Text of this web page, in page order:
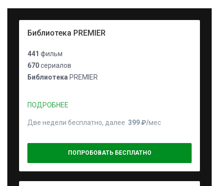
Библиотека PREMIER
441 фильм
670сериалов
Библиотека PREMIER
ПОДРОБНЕЕ
Две недели бесплатно, далее 399 ₽⁠/⁠мес
ПОПРОБОВАТЬ БЕСПЛАТНО